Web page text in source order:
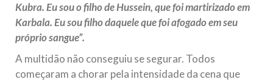
Kubra. Eu sou o filho de Hussein, que foi martirizado em
Karbala. Eu sou filho daquele que foi afogado em seu
próprio sangue”.
A multidão não conseguiu se segurar. Todos
começaram a chorar pela intensidade da cena que